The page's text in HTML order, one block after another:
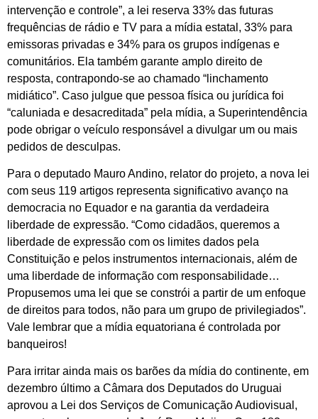
intervenção e controle”, a lei reserva 33% das futuras
frequências de rádio e TV para a mídia estatal, 33% para
emissoras privadas e 34% para os grupos indígenas e
comunitários. Ela também garante amplo direito de
resposta, contrapondo-se ao chamado “linchamento
midiático”. Caso julgue que pessoa física ou jurídica foi
“caluniada e desacreditada” pela mídia, a Superintendência
pode obrigar o veículo responsável a divulgar um ou mais
pedidos de desculpas.
Para o deputado Mauro Andino, relator do projeto, a nova lei
com seus 119 artigos representa significativo avanço na
democracia no Equador e na garantia da verdadeira
liberdade de expressão. “Como cidadãos, queremos a
liberdade de expressão com os limites dados pela
Constituição e pelos instrumentos internacionais, além de
uma liberdade de informação com responsabilidade…
Propusemos uma lei que se constrói a partir de um enfoque
de direitos para todos, não para um grupo de privilegiados”.
Vale lembrar que a mídia equatoriana é controlada por
banqueiros!
Para irritar ainda mais os barões da mídia do continente, em
dezembro último a Câmara dos Deputados do Uruguai
aprovou a Lei dos Serviços de Comunicação Audiovisual,